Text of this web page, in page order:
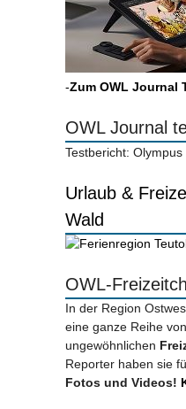
-Zum OWL Journal
OWL Journal
Testbericht:
Urlaub &
Wald
OWL-
In der Region
eine ganze Reihe
ungewöhnlichen
Reporter haben sie
Fotos und Videos!